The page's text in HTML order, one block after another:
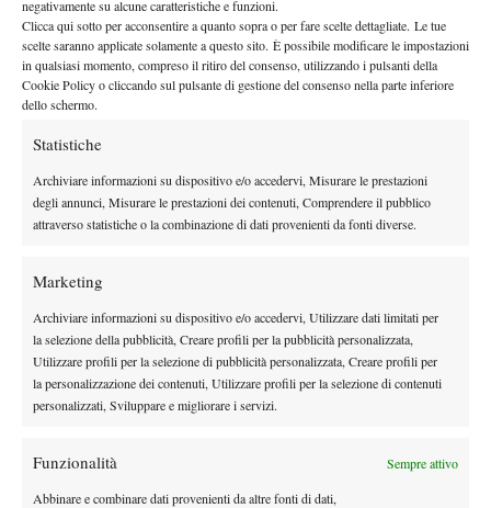
negativamente su alcune caratteristiche e funzioni.
Clicca qui sotto per acconsentire a quanto sopra o per fare scelte dettagliate. Le tue
scelte saranno applicate solamente a questo sito. È possibile modificare le impostazioni
in qualsiasi momento, compreso il ritiro del consenso, utilizzando i pulsanti della
Cookie Policy o cliccando sul pulsante di gestione del consenso nella parte inferiore
dello schermo.
Statistiche
Archiviare informazioni su dispositivo e/o accedervi, Misurare le prestazioni
degli annunci, Misurare le prestazioni dei contenuti, Comprendere il pubblico
attraverso statistiche o la combinazione di dati provenienti da fonti diverse.
Marketing
Archiviare informazioni su dispositivo e/o accedervi, Utilizzare dati limitati per
la selezione della pubblicità, Creare profili per la pubblicità personalizzata,
Utilizzare profili per la selezione di pubblicità personalizzata, Creare profili per
la personalizzazione dei contenuti, Utilizzare profili per la selezione di contenuti
personalizzati, Sviluppare e migliorare i servizi.
Funzionalità Sempre attivo
Abbinare e combinare dati provenienti da altre fonti di dati,
48 MARIE BOUZKOVA (CZE) 46
49 ANNA KALINSKAYA 47
50 HAILEY BAPTISTE (USA) 48
51 NAOMI OSAKA (JPN) 49
53 LIN ZHU(CHN) PR50
54 JAQUELINE CRISTIAN (ROU) 51
55 DONNA VEKIC (CRO) 52
56 ELINA AVANESYAN (ARM) 53
58 EVA LYS (GER) 55
59 ALEXANDRA EALA (PHI) 56
60 ELENA-GABRIELA RUSE (ROU) 57
61 CAROLINE DOLEHIDE (USA) 58
62 ALYCIA PARKS (USA) 59
63 POLINA KUDERMETOVA 60
65 CAMILA OSORIO (COL) 62
66 LOIS BOISSON (FRA) 63